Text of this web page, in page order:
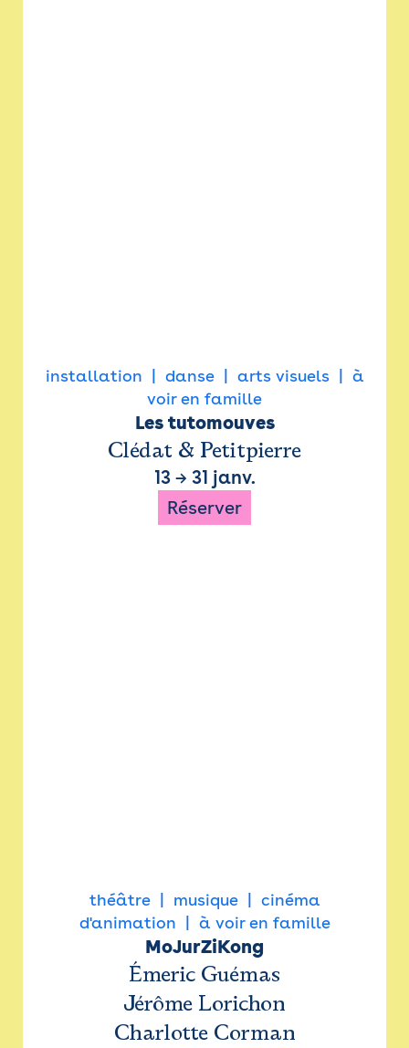
installation danse arts visuels
à
voir en famille
Les tutomouves
Clédat & Petitpierre
13→ 31 janv.
Réserver
théâtre musique
cinéma
d'animation
à voir en famille
MoJurZiKong
Émeric Guémas
Jérôme Lorichon
Charlotte Corman